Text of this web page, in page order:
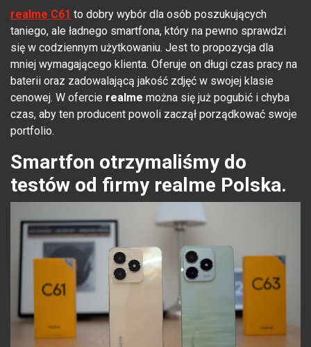
realme C61 to dobry wybór dla osób poszukujących
taniego, ale ładnego smartfona, który na pewno sprawdzi
się w codziennym użytkowaniu. Jest to propozycja dla
mniej wymagającego klienta. Oferuje on długi czas pracy na
baterii oraz zadowalającą jakość zdjęć w swojej klasie
cenowej. W ofercie realme można się już pogubić i chyba
czas, aby ten producent powoli zaczął porządkować swoje
portfolio.
Smartfon otrzymaliśmy do
testów od firmy realme Polska.